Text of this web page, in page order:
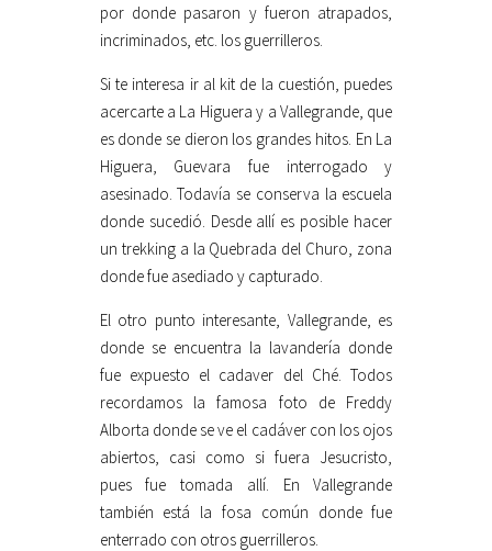
por donde pasaron y fueron atrapados,
incriminados, etc. los guerrilleros.
Si te interesa ir al kit de la cuestión, puedes
acercarte a La Higuera y a Vallegrande, que
es donde se dieron los grandes hitos. En La
Higuera, Guevara fue interrogado y
asesinado. Todavía se conserva la escuela
donde sucedió. Desde allí es posible hacer
un trekking a la Quebrada del Churo, zona
donde fue asediado y capturado.
El otro punto interesante, Vallegrande, es
donde se encuentra la lavandería donde
fue expuesto el cadaver del Ché. Todos
recordamos la famosa foto de Freddy
Alborta donde se ve el cadáver con los ojos
abiertos, casi como si fuera Jesucristo,
pues fue tomada allí. En Vallegrande
también está la fosa común donde fue
enterrado con otros guerrilleros.